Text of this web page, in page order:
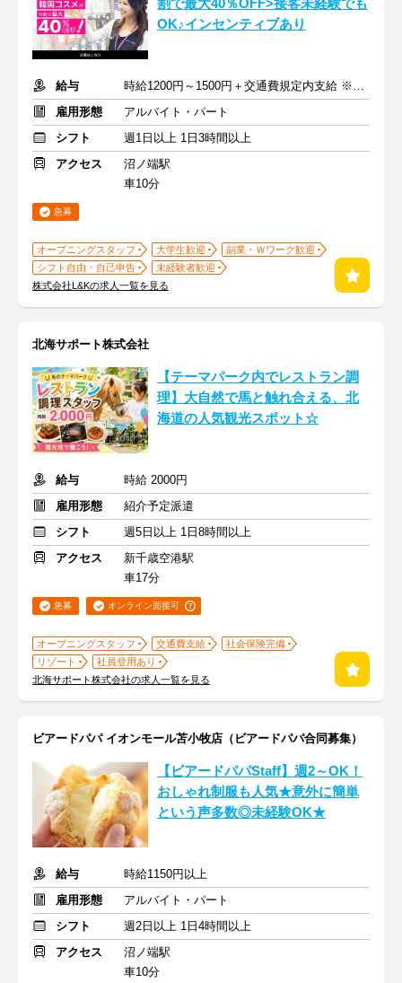
割で最大40％OFF>接客未経験でも
OK♪インセンティブあり
給与
時給1200円～1500円＋交通費規定内支給 ※インセンティブあり
雇用形態
アルバイト・パート
シフト
週1日以上 1日3時間以上
アクセス
沼ノ端駅
車10分
急募
オープニングスタッフ 大学生歓迎
副業・Ｗワーク歓迎
シフト自由・自己申告
未経験者歓迎
株式会社L&Kの求人一覧を見る
北海サポート株式会社
【テーマパーク内でレストラン調
理】大自然で馬と触れ合える、北
海道の人気観光スポット☆
給与
時給 2000円
雇用形態
紹介予定派遣
シフト
週5日以上 1日8時間以上
アクセス
新千歳空港駅
車17分
急募 オンライン面接可
オープニングスタッフ 交通費支給
社会保険完備
リゾート
社員登用あり
北海サポート株式会社の求人一覧を見る
ビアードパパ イオンモール苫小牧店（ビアードパパ合同募集）
【ビアードパパStaff】週2～OK！
おしゃれ制服も人気★意外に簡単
という声多数◎未経験OK★
給与
時給1150円以上
雇用形態
アルバイト・パート
シフト
週2日以上 1日4時間以上
アクセス
沼ノ端駅
車10分